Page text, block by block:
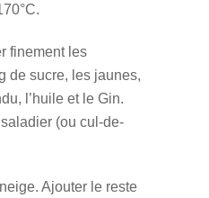
finement les
de sucre, les jaunes,
l’huile et le Gin.
(ou cul-de-
Ajouter le reste